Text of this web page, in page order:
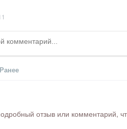
Ранее
отзыв или комментарий,